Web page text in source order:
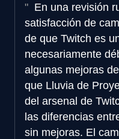
En una revisión
satisfacción de
de que Twitch es
necesariamente
algunas mejoras
que Lluvia de
del arsenal de
las diferencias
sin mejoras. El